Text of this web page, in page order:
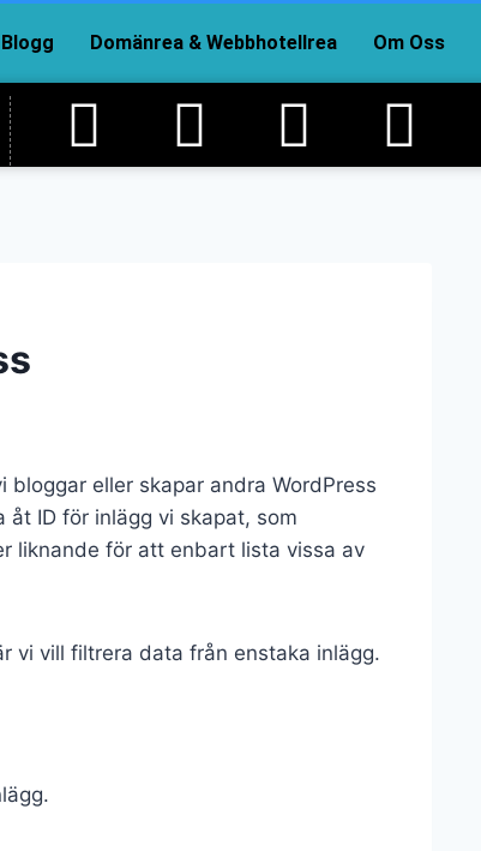
Domänrea & Webbhotellrea Om Oss
eller skapar andra WordPress
ID för inlägg vi skapat, som
liknande för att enbart lista vissa av
vi vill filtrera data från enstaka inlägg.